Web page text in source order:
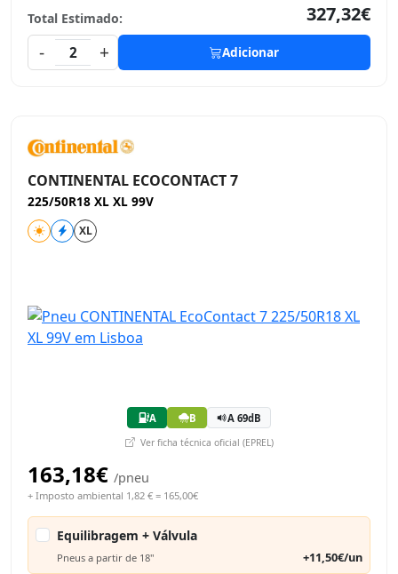
Total Estimado:
327,32€
-
2 + Adicionar
CONTINENTAL ECOCONTACT 7
225/50R18 XL XL 99V
XL
A B A 69dB
Ver ficha técnica oficial (EPREL)
163,18€ /pneu
+ Imposto ambiental 1,82 € = 165,00€
Equilibragem + Válvula
Pneus a partir de 18" +11,50€/un